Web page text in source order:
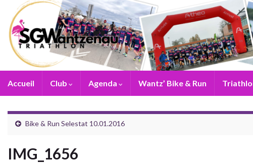
Accueil Club Agenda Wantz’ Bike & Run
Bike & Run Selestat 10.01.2016
IMG_1656